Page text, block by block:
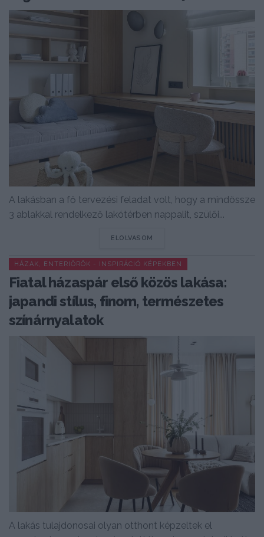
A lakásban a fő tervezési feladat volt, hogy a mindössze
3 ablakkal rendelkező lakótérben nappalit, szülői...
ELOLVASOM
HÁZAK, ENTERIŐRÖK - INSPIRÁCIÓ KÉPEKBEN
Fiatal házaspár első közös lakása:
japandi stílus, finom, természetes
színárnyalatok
A lakás tulajdonosai olyan otthont képzeltek el